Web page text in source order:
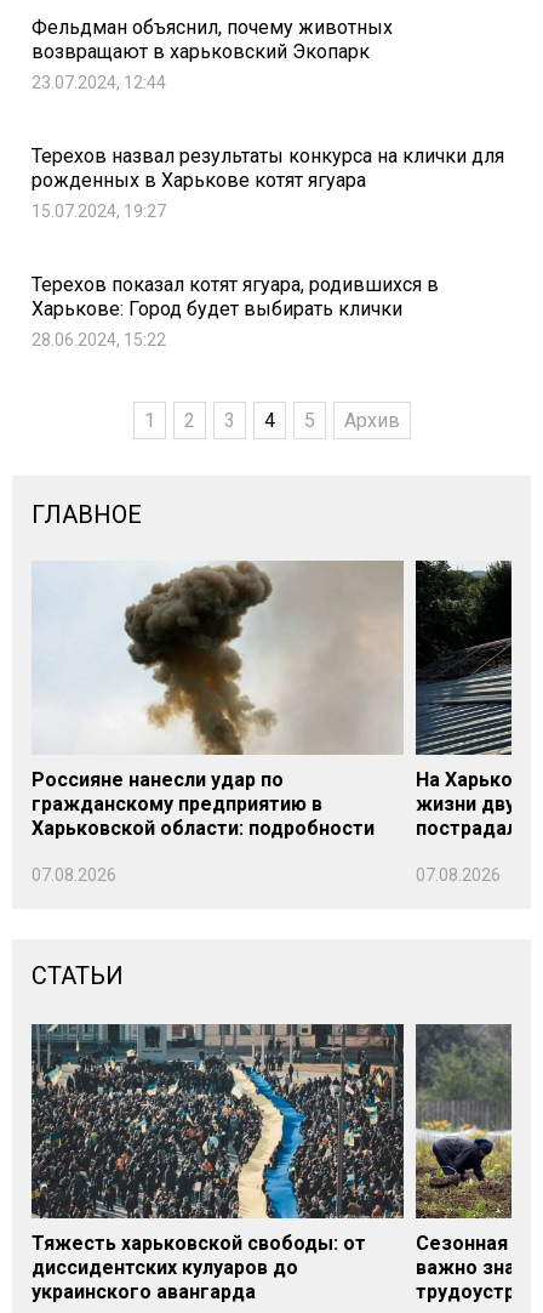
Фельдман объяснил, почему животных
возвращают в харьковский Экопарк
23.07.2024, 12:44
Терехов назвал результаты конкурса на клички для
рожденных в Харькове котят ягуара
15.07.2024, 19:27
Терехов показал котят ягуара, родившихся в
Харькове: Город будет выбирать клички
28.06.2024, 15:22
1 2 3 4 5 Архив
ГЛАВНОЕ
Россияне нанесли удар по
гражданскому предприятию в
Харьковской области: подробности
07.08.2026
На
жизни двух
пострадали
07.08.2026
СТАТЬИ
Тяжесть харьковской свободы: от
диссидентских кулуаров до
украинского авангарда
Сезонная
важно знать